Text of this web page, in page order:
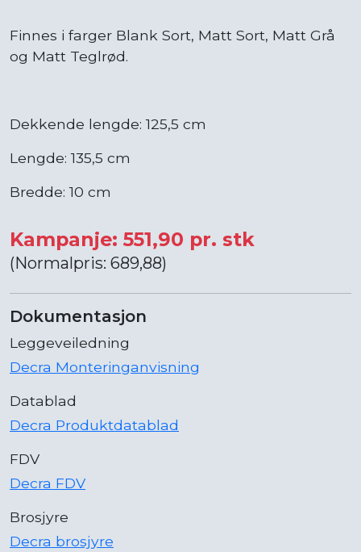
Finnes i farger Blank Sort, Matt Sort, Matt Grå
og Matt Teglrød.
Dekkende lengde: 125,5 cm
Lengde: 135,5 cm
Bredde: 10 cm
Kampanje: 551,90 pr. stk
(Normalpris: 689,88)
Dokumentasjon
Leggeveiledning
Decra Monteringanvisning
Datablad
Decra Produktdatablad
FDV
Decra FDV
Brosjyre
Decra brosjyre